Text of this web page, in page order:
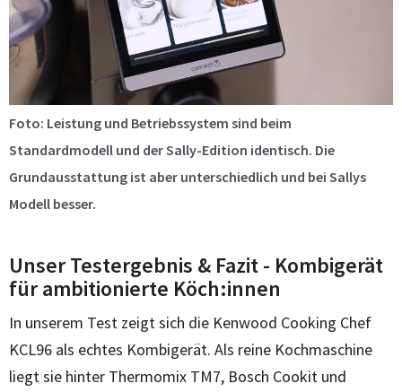
Foto: Leistung und Betriebssystem sind beim
Standardmodell und der Sally-Edition identisch. Die
Grundausstattung ist aber unterschiedlich und bei Sallys
Modell besser.
Unser Testergebnis & Fazit - Kombigerät
für ambitionierte Köch:innen
In unserem Test zeigt sich die Kenwood Cooking Chef
KCL96 als echtes Kombigerät. Als reine Kochmaschine
liegt sie hinter Thermomix TM7, Bosch Cookit und